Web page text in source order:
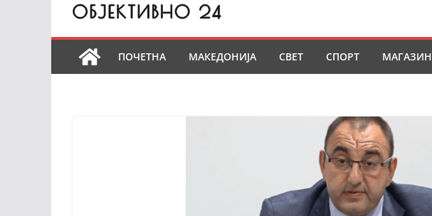
ПОЧЕТНА МАКЕДОНИЈА СВЕТ СПОРТ МАГАЗИН